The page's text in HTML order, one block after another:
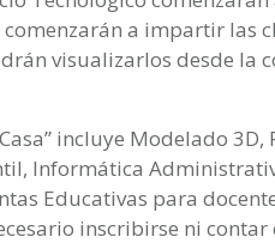
a impartir las
visualizarlos desde la
incluye Modelado 3D,
Informática
Educativas para
inscribirse ni contar